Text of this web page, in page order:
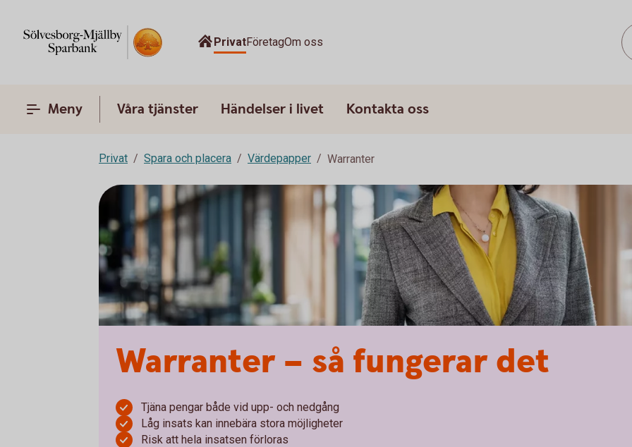
PrivatFöretagOm oss
Meny Våra tjänster Händelser i livet Kontakta oss
Privat Spara och placera Värdepapper Warranter
Warranter – så fungerar det
Tjäna pengar både vid upp- och nedgång
Låg insats kan innebära stora möjligheter
Risk att hela insatsen förloras